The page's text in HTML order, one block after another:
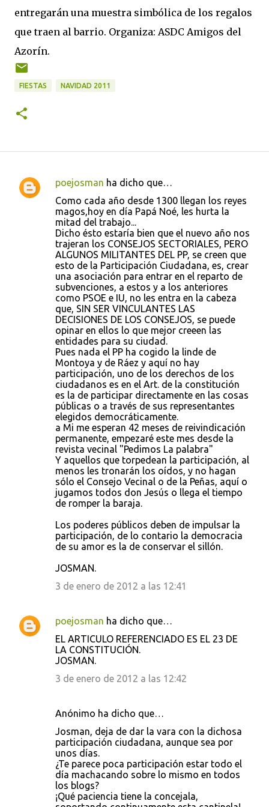
entregarán una muestra simbólica de los regalos
que traen al barrio. Organiza: ASDC Amigos del
Azorín.
FIESTAS NAVIDAD 2011
C
poejosman ha dicho que…
Como cada año desde 1300 llegan los reyes
magos,hoy en día Papá Noé, les hurta la
mitad del trabajo...
Dicho ésto estaría bien que el nuevo año nos
trajeran los CONSEJOS SECTORIALES, PERO
ALGUNOS MILITANTES DEL PP, se creen que
esto de la Participación Ciudadana, es, crear
una asociación para entrar en el reparto de
subvenciones, a estos y a los anteriores
como PSOE e IU, no les entra en la cabeza
que, SIN SER VINCULANTES LAS
DECISIONES DE LOS CONSEJOS, se puede
opinar en ellos lo que mejor creeen las
entidades para su ciudad.
Pues nada el PP ha cogido la linde de
Montoya y de Ráez y aquí no hay
participación, uno de los derechos de los
ciudadanos es en el Art. de la constitución
es la de participar directamente en las cosas
públicas o a través de sus representantes
elegidos democráticamente.
a Mi me esperan 42 meses de reivindicación
permanente, empezaré este mes desde la
revista vecinal "Pedimos La palabra"
Y aquellos que torpedean la participación, al
menos les tronarán los oídos, y no hagan
sólo el Consejo Vecinal o de la Peñas, aquí o
jugamos todos don Jesús o llega el tiempo
de romper la baraja.
Los poderes públicos deben de impulsar la
participación, de lo contario la democracia
de su amor es la de conservar el sillón.
JOSMAN.
3 de enero de 2012 a las 12:41
poejosman ha dicho que…
EL ARTICULO REFERENCIADO ES EL 23 DE
LA CONSTITUCIÓN.
JOSMAN.
3 de enero de 2012 a las 12:42
Anónimo ha dicho que…
Josman, deja de dar la vara con la dichosa
participación ciudadana, aunque sea por
unos días.
¿Te parece poca participación estar todo el
día machacando sobre lo mismo en todos
los blogs?
¡Qué paciencia tiene la concejala,